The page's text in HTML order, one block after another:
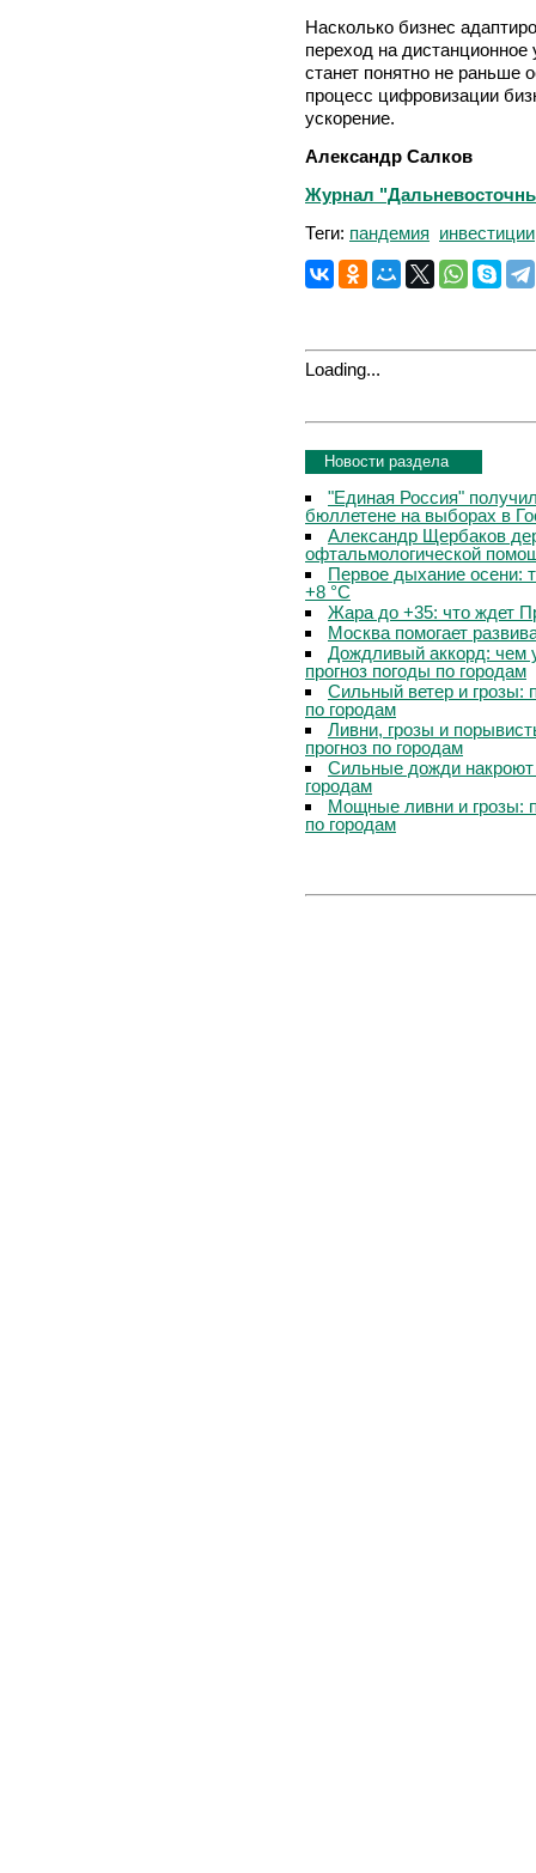
Насколько бизнес
переход на
станет понятно не раньше
процесс цифровизации
ускорение.
Александр Салков
Журнал
Теги: пандемия инвестиции
Loading...
Новости раздела
"Единая Россия"
бюллетене на выборах в
Александр Щербаков
офтальмологической
Первое дыхание осени:
+8 °C
Жара до +35: что ждет
Москва помогает
Дождливый аккорд: чем
прогноз погоды по городам
Сильный ветер и грозы:
по городам
Ливни, грозы и
прогноз по городам
Сильные дожди
городам
Мощные ливни и грозы:
по городам